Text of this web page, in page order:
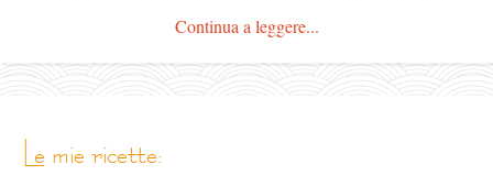
Continua a leggere...
le mie ricette: